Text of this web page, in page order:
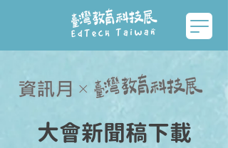
大會新聞稿下載